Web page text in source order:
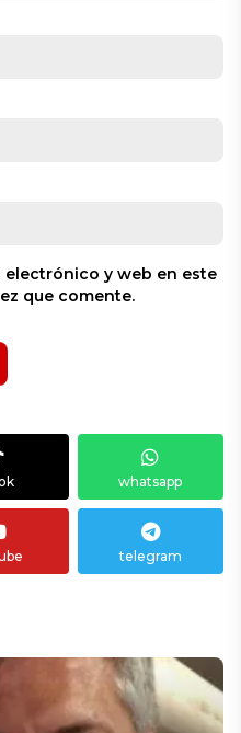
electrónico y web en este
que comente.
whatsapp
telegram